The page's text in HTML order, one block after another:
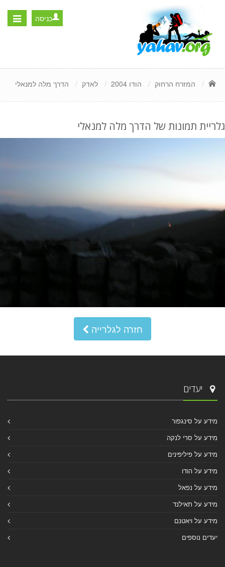
Toggle
כניסה
המזרח הרחוק הודו 2004 לאדק הדרך מלה למנאלי
גלריית תמונות של הדרך מלה למנאלי
חזרה לגלרייה
יעדים
מידע על סינגפור
מידע על סרי לנקה
מידע על פיליפינים
מידע על הודו
מידע על נפאל
מידע על תאילנד
מידע על ויאטנם
יעדים נוספים